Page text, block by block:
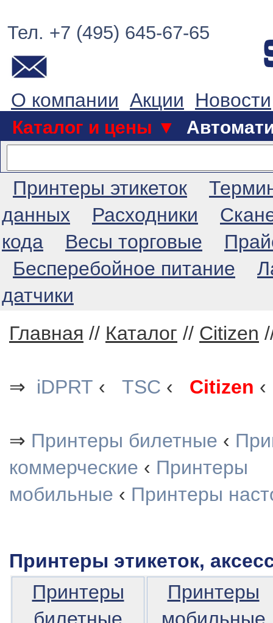
Тел. +7 (495) 645-67-65
О компании Акции Новости
Каталог и цены ▼
Принтеры этикеток
данных
Расходники
кода
Весы торговые
Бесперебойное питание
датчики
Главная // Каталог // Citizen
⇒ iDPRT ‹ TSC ‹ Citizen
⇒ Принтеры билетные ‹
коммерческие ‹ Принтеры
мобильные ‹ Принтеры
Принтеры этикеток,
Принтеры
Принтеры